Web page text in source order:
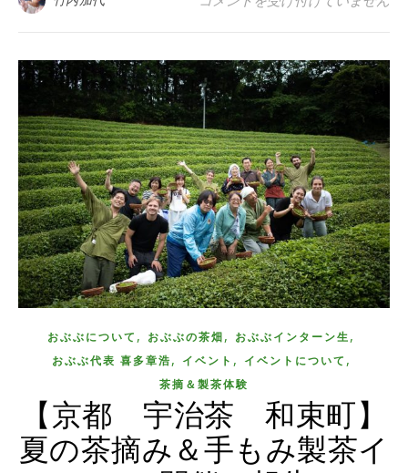
おぶぶについて , おぶぶの茶畑, おぶぶインターン生,
おぶぶ代表 喜多章浩, イベント , イベントについて ,
茶摘＆製茶体験
【京都 宇治茶 和束町】
夏の茶摘み＆手もみ製茶イ